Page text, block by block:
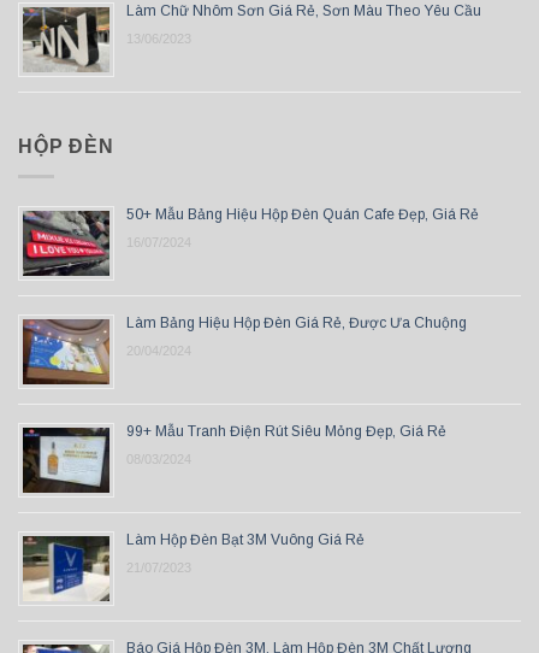
Làm Chữ Nhôm Sơn Giá Rẻ, Sơn Màu Theo Yêu Cầu
13/06/2023
HỘP ĐÈN
50+ Mẫu Bảng Hiệu Hộp Đèn Quán Cafe Đẹp, Giá Rẻ
16/07/2024
Làm Bảng Hiệu Hộp Đèn Giá Rẻ, Được Ưa Chuộng
20/04/2024
99+ Mẫu Tranh Điện Rút Siêu Mỏng Đẹp, Giá Rẻ
08/03/2024
Làm Hộp Đèn Bạt 3M Vuông Giá Rẻ
21/07/2023
Báo Giá Hộp Đèn 3M, Làm Hộp Đèn 3M Chất Lượng